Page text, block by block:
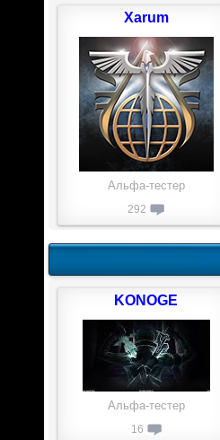
Xarum
Альфа-тестер
292
KONOGE
Альфа-тестер
16